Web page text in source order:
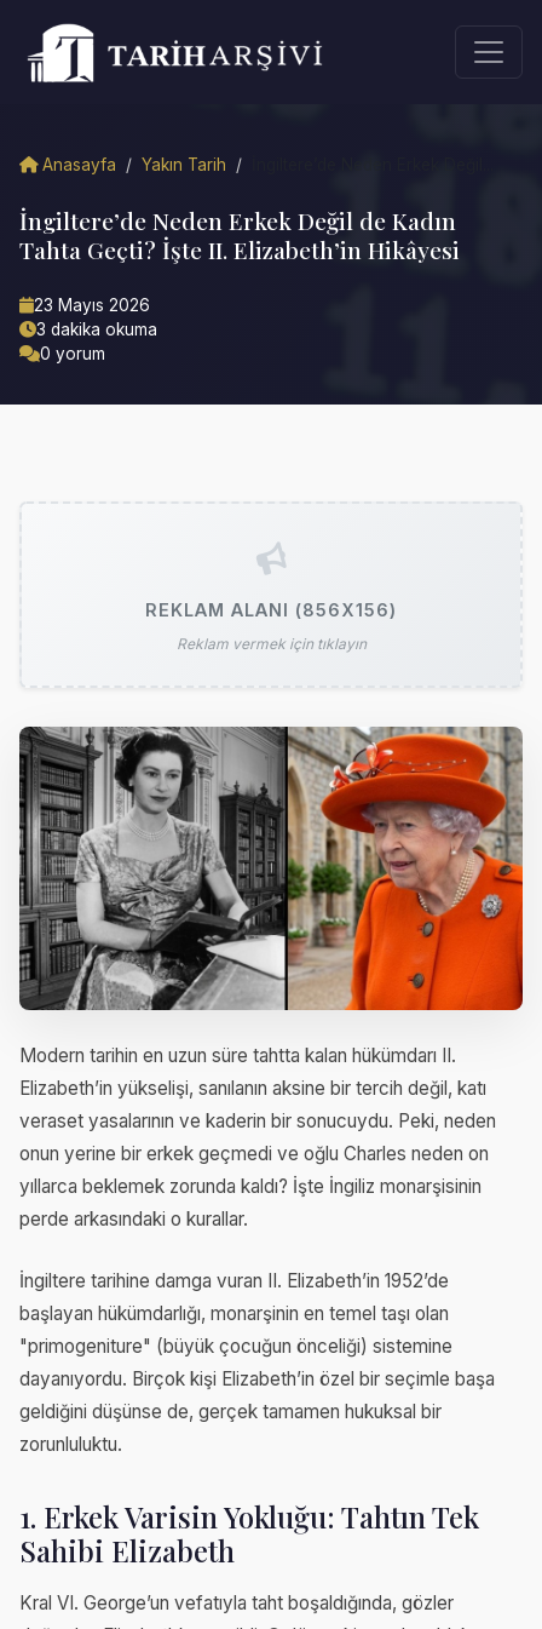
Anasayfa / Yakın Tarih /
İngiltere’de Neden Erkek Değil de Kadın
Tahta Geçti? İşte II. Elizabeth’in Hikâyesi
23 Mayıs 2026
3 dakika okuma
0 yorum
REKLAM ALANI (856X156)
Reklam vermek için tıklayın
Modern tarihin en uzun süre tahtta kalan hükümdarı II.
Elizabeth’in yükselişi, sanılanın aksine bir tercih değil, katı
veraset yasalarının ve kaderin bir sonucuydu. Peki, neden
onun yerine bir erkek geçmedi ve oğlu Charles neden on
yıllarca beklemek zorunda kaldı? İşte İngiliz monarşisinin
perde arkasındaki o kurallar.
İngiltere tarihine damga vuran II. Elizabeth’in 1952’de
başlayan hükümdarlığı, monarşinin en temel taşı olan
"primogeniture" (büyük çocuğun önceliği) sistemine
dayanıyordu. Birçok kişi Elizabeth’in özel bir seçimle başa
geldiğini düşünse de, gerçek tamamen hukuksal bir
zorunluluktu.
1. Erkek Varisin Yokluğu: Tahtın Tek
Sahibi Elizabeth
Kral VI. George’un vefatıyla taht boşaldığında, gözler